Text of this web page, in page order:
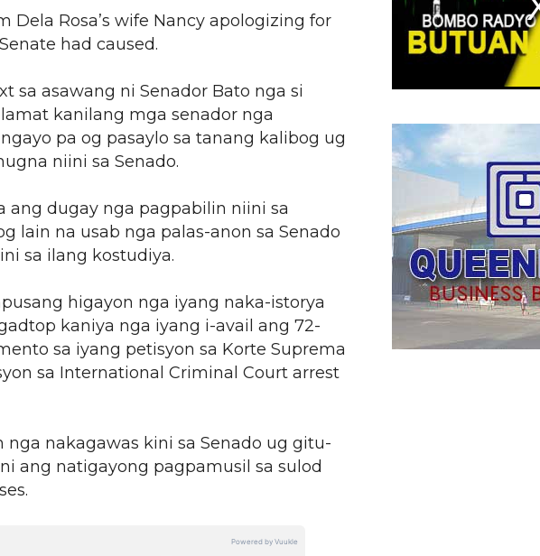
Dela Rosa’s wife Nancy apologizing for
had caused.
sa asawang ni Senador Bato nga si
kanilang mga senador nga
pa og pasaylo sa tanang kalibog ug
niini sa Senado.
ang dugay nga pagpabilin niini sa
lain na usab nga palas-anon sa Senado
sa ilang kostudiya.
higayon nga iyang naka-istorya
kaniya nga iyang i-avail ang 72-
sa iyang petisyon sa Korte Suprema
sa International Criminal Court arrest
nakagawas kini sa Senado ug gitu-
ang natigayong pagpamusil sa sulod